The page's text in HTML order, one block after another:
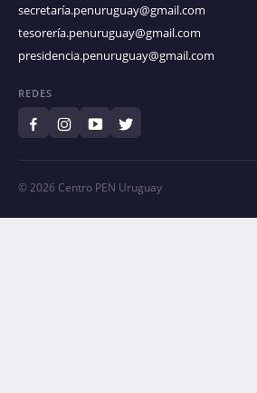
secretaría.penuruguay@gmail.com
tesorería.penuruguay@gmail.com
presidencia.penuruguay@gmail.com
REDES
© 2026 Centro PEN Uruguay